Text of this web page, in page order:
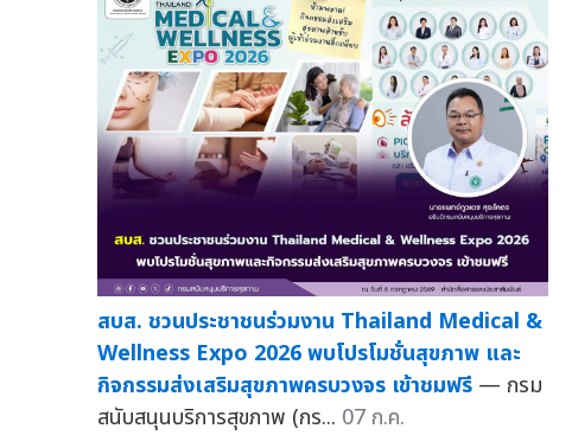
สบส. ชวนประชาชนร่วมงาน Thailand Medical &
Wellness Expo 2026 พบโปรโมชั่นสุขภาพ และ
กิจกรรมส่งเสริมสุขภาพครบวงจร เข้าชมฟรี — กรม
สนับสนุนบริการสุขภาพ (กร... 07 ก.ค.